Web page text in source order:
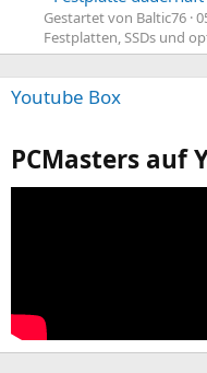
Gestartet von Baltic76
Festplatten, SSDs und
Youtube Box
PCMasters auf